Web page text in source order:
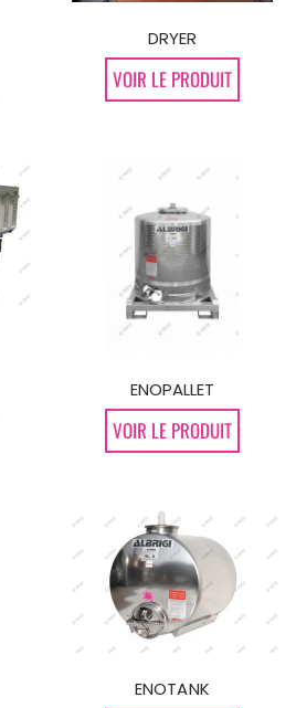
DRYER
VOIR LE PRODUIT
ENOPALLET
VOIR LE PRODUIT
ENOTANK